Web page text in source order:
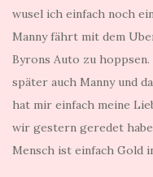
wusel ich einfach noch
Manny fährt mit dem
Byrons Auto zu
später auch Manny und
hat mir einfach meine
wir gestern geredet
Mensch ist einfach Gold